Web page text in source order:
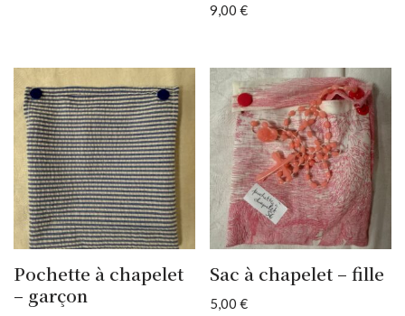
9,00€
Pochette à chapelet
– garçon
Sac à chapelet – fille
5,00€